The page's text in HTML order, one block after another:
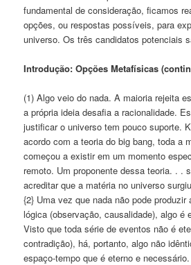
fundamental de consideração, ficamos
opções, ou respostas possíveis, para
universo. Os três candidatos potenciais
Introdução: Opções Metafísicas
(1) Algo veio do nada. A maioria rejeita
a própria ideia desafia a racionalidade.
justificar o universo tem pouco suporte.
acordo com a teoria do big bang, toda a
começou a existir em um momento
remoto. Um proponente dessa teoria. . .
acreditar que a matéria no universo
{2} Uma vez que nada não pode produzir
lógica (observação, causalidade), algo é
Visto que toda série de eventos não é
contradição), há, portanto, algo não
espaço-tempo que é eterno e necessário.